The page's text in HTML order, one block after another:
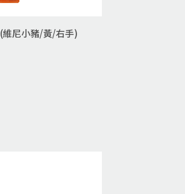
維尼小豬/黃/右手)